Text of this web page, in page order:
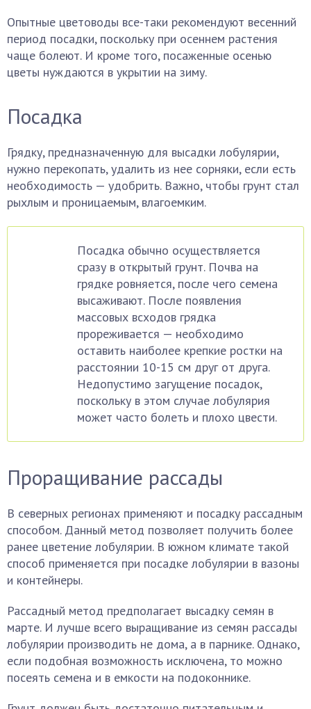
Опытные цветоводы все-таки рекомендуют весенний
период посадки, поскольку при осеннем растения
чаще болеют. И кроме того, посаженные осенью
цветы нуждаются в укрытии на зиму.
Посадка
Грядку, предназначенную для высадки лобулярии,
нужно перекопать, удалить из нее сорняки, если есть
необходимость — удобрить. Важно, чтобы грунт стал
рыхлым и проницаемым, влагоемким.
Посадка обычно осуществляется
сразу в открытый грунт. Почва на
грядке ровняется, после чего семена
высаживают. После появления
массовых всходов грядка
прореживается — необходимо
оставить наиболее крепкие ростки на
расстоянии 10-15 см друг от друга.
Недопустимо загущение посадок,
поскольку в этом случае лобулярия
может часто болеть и плохо цвести.
Проращивание рассады
В северных регионах применяют и посадку рассадным
способом. Данный метод позволяет получить более
ранее цветение лобулярии. В южном климате такой
способ применяется при посадке лобулярии в вазоны
и контейнеры.
Рассадный метод предполагает высадку семян в
марте. И лучше всего выращивание из семян рассады
лобулярии производить не дома, а в парнике. Однако,
если подобная возможность исключена, то можно
посеять семена и в емкости на подоконнике.